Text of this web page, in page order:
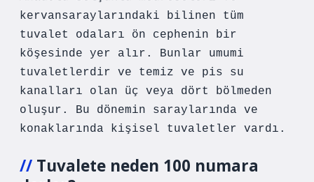
kervansaraylarındaki bilinen tüm
tuvalet odaları ön cephenin bir
köşesinde yer alır. Bunlar umumi
tuvaletlerdir ve temiz ve pis su
kanalları olan üç veya dört bölmeden
oluşur. Bu dönemin saraylarında ve
konaklarında kişisel tuvaletler vardı.
Tuvalete neden 100 numara